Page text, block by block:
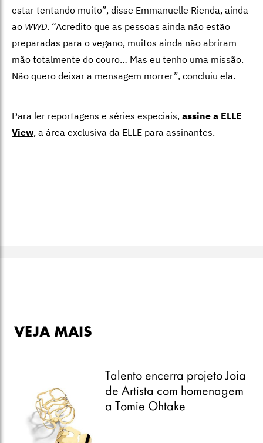
estar tentando muito”, disse Emmanuelle Rienda, ainda
ao WWD. “Acredito que as pessoas ainda não estão
preparadas para o vegano, muitos ainda não abriram
mão totalmente do couro… Mas eu tenho uma missão.
Não quero deixar a mensagem morrer”, concluiu ela.
Para ler reportagens e séries especiais, assine a ELLE
View, a área exclusiva da ELLE para assinantes.
VEJA MAIS
Talento encerra projeto Joia
de Artista com homenagem
a Tomie Ohtake